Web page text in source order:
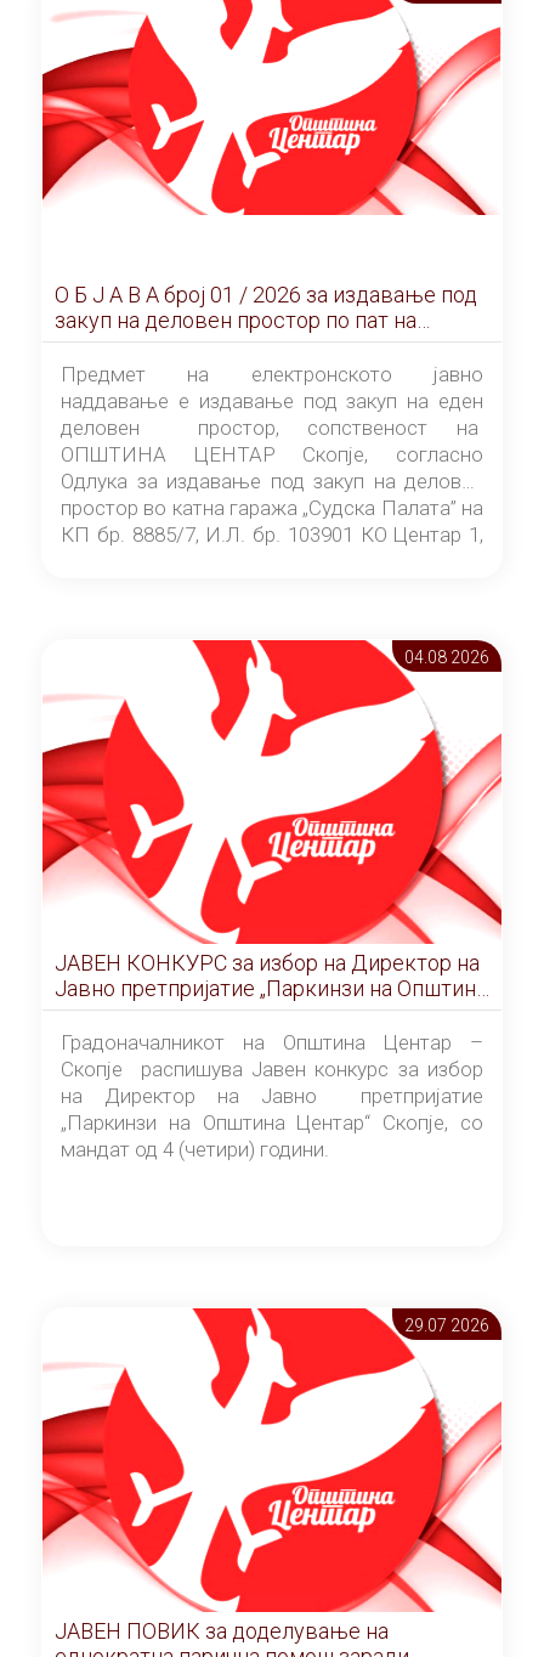
О Б Ј А В А брoj 01 / 2026 за издавање под
закуп на деловен простор по пат на
ЕЛЕКТРОНСКО ЈАВНО НАДДАВАЊЕ
Предмет на електронското јавно
наддавање е издавање под закуп на еден
деловен простор, сопственост на
ОПШТИНА ЦЕНТАР Скопје, согласно
Одлука за издавање под закуп на деловен
простор во катна гаража „Судска Палата” на
КП бр. 8885/7, И.Л. бр. 103901 КО Центар 1,
Скопје” број 9/2026), за времетраење од 3
(три) години од денот на потпишувањето на
Договорот за закуп со најповолниот
понудувач.
04.08 2026
ЈАВЕН КОНКУРС за избор на Директор на
Јавно претпријатие „Паркинзи на Општина
Центар“ – Скопје
Градоначалникот на Општина Центар –
Скопје распишува Јавен конкурс за избор
на Директор на Јавно претпријатие
„Паркинзи на Општина Центар“ Скопје, со
мандат од 4 (четири) години.
29.07 2026
ЈАВЕН ПОВИК за доделување на